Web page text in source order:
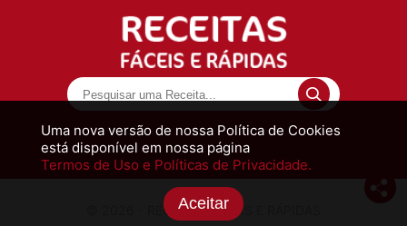
Uma nova versão de nossa Política de Cookies
está disponível em nossa página
Termos de Uso e Políticas de Privacidade.
Aceitar
© 2026 - RECEITAS FÁCEIS E RÁPIDAS